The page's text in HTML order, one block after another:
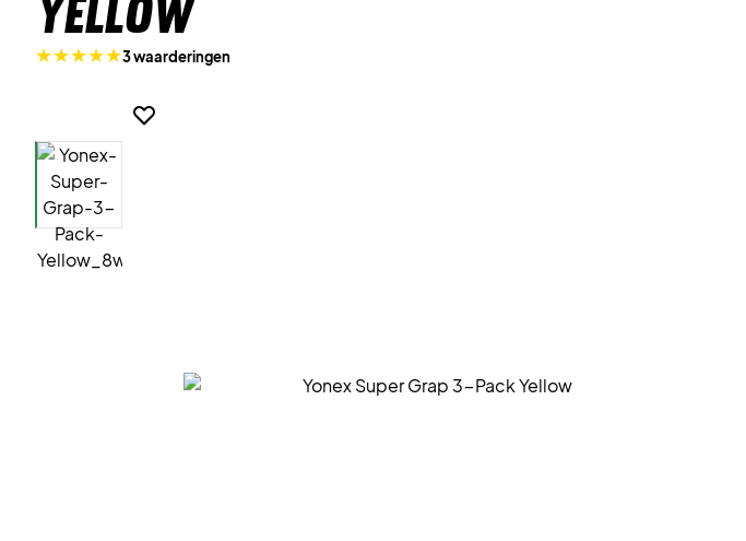
Yellow
3 waarderingen